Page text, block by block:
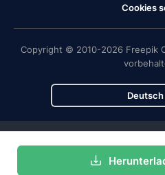
Cookies
Copyright © 2010-2026 Freepik
Deutsch
Magnific